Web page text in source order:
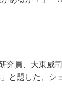
究員、大東威
と題した、シ